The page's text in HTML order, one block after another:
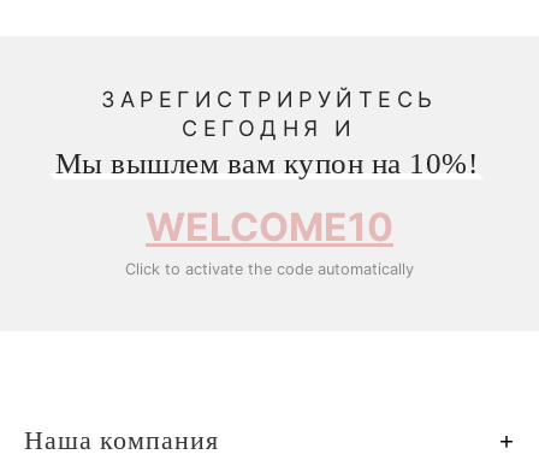
ЗАРЕГИСТРИРУЙТЕСЬ
СЕГОДНЯ И
Мы вышлем вам купон на 10%!
WELCOME10
Click to activate the code automatically
Наша компания